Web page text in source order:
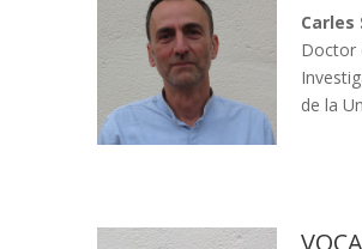
Carles
Doctor
de la